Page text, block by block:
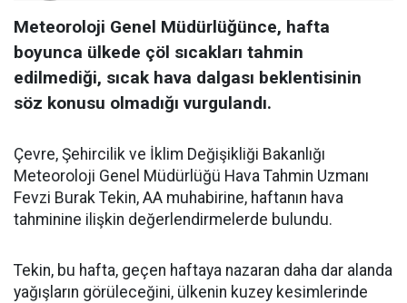
Meteoroloji Genel Müdürlüğünce, hafta
boyunca ülkede çöl sıcakları tahmin
edilmediği, sıcak hava dalgası beklentisinin
söz konusu olmadığı vurgulandı.
Çevre, Şehircilik ve İklim Değişikliği Bakanlığı
Meteoroloji Genel Müdürlüğü Hava Tahmin Uzmanı
Fevzi Burak Tekin, AA muhabirine, haftanın hava
tahminine ilişkin değerlendirmelerde bulundu.
Tekin, bu hafta, geçen haftaya nazaran daha dar alanda
yağışların görüleceğini, ülkenin kuzey kesimlerinde